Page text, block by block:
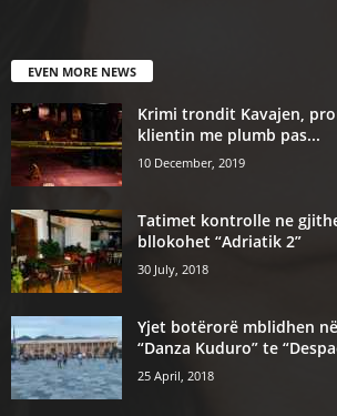
EVEN MORE NEWS
Krimi trondit Kavajen,
klientin me plumb pas...
10 December, 2019
Tatimet kontrolle ne
bllokohet “Adriatik 2”
30 July, 2018
Yjet botërorë mblidhen
“Danza Kuduro” te
25 April, 2018